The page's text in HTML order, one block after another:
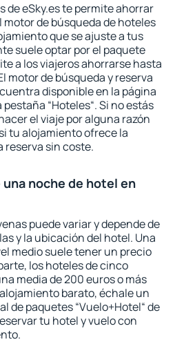
de eSky.es te permite ahorrar
de búsqueda de hoteles
que se ajuste a tus
suele optar por el paquete
a los viajeros ahorrarse hasta
motor de búsqueda y reserva
disponible en la página
“Hoteles“. Si no estás
el viaje por alguna razón
tu alojamiento ofrece la
reserva sin coste.
noche de hotel en
puede variar y depende de
y la ubicación del hotel. Una
medio suele tener un precio
los hoteles de cinco
media de 200 euros o más
barato, échale un
de paquetes “Vuelo+Hotel“ de
tu hotel y vuelo con